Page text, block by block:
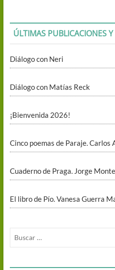
ÚLTIMAS PUBLICACIONES
Diálogo con Neri
Diálogo con Matías Reck
¡Bienvenida 2026!
Cinco poemas de Paraje. Carlos
Cuaderno de Praga. Jorge
El libro de Pío. Vanesa Guerra